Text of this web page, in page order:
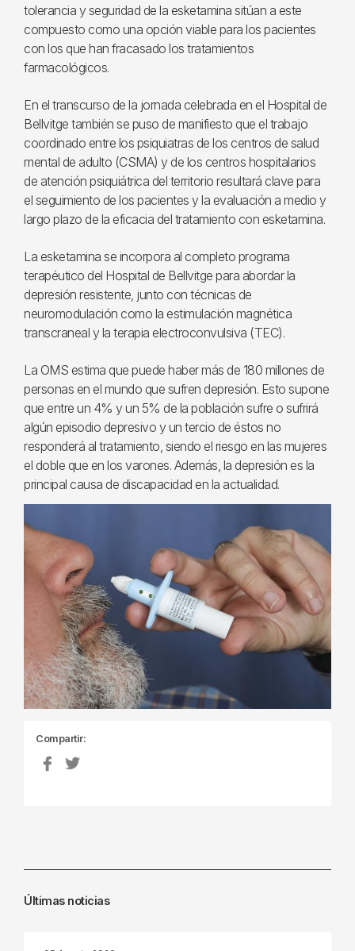
tolerancia y seguridad de la esketamina sitúan a este
compuesto como una opción viable para los pacientes
con los que han fracasado los tratamientos
farmacológicos.
En el transcurso de la jornada celebrada en el Hospital de
Bellvitge también se puso de manifiesto que el trabajo
coordinado entre los psiquiatras de los centros de salud
mental de adulto (CSMA) y de los centros hospitalarios
de atención psiquiátrica del territorio resultará clave para
el seguimiento de los pacientes y la evaluación a medio y
largo plazo de la eficacia del tratamiento con esketamina.
La esketamina se incorpora al completo programa
terapéutico del Hospital de Bellvitge para abordar la
depresión resistente, junto con técnicas de
neuromodulación como la estimulación magnética
transcraneal y la terapia electroconvulsiva (TEC).
La OMS estima que puede haber más de 180 millones de
personas en el mundo que sufren depresión. Esto supone
que entre un 4% y un 5% de la población sufre o sufrirá
algún episodio depresivo y un tercio de éstos no
responderá al tratamiento, siendo el riesgo en las mujeres
el doble que en los varones. Además, la depresión es la
principal causa de discapacidad en la actualidad.
Compartir:
Últimas noticias